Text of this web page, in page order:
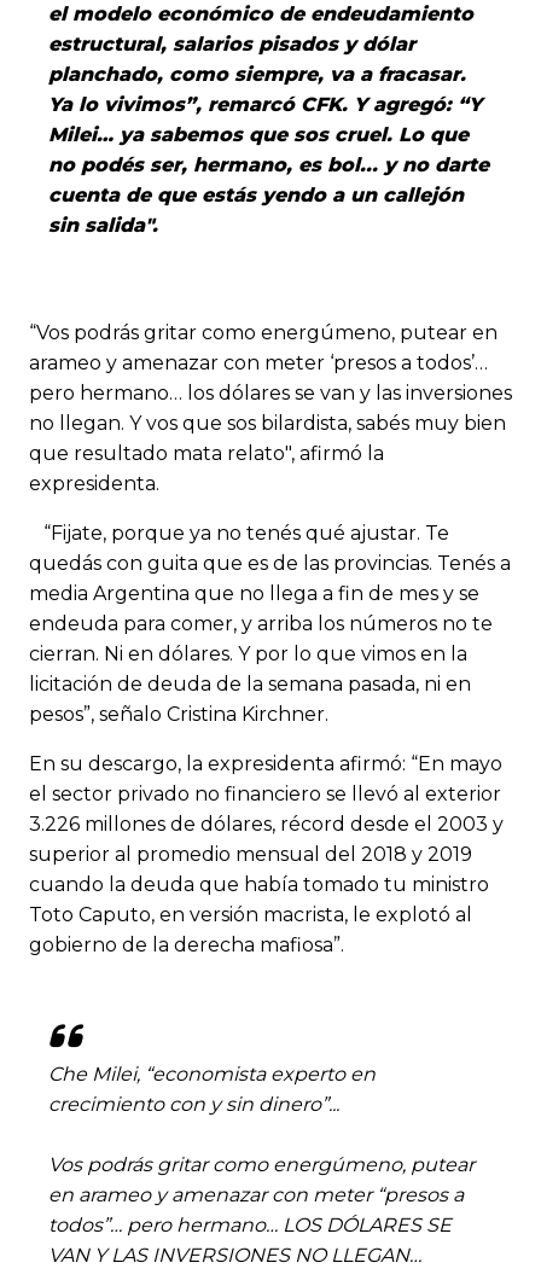
el modelo económico de endeudamiento
estructural, salarios pisados y dólar
planchado, como siempre, va a fracasar.
Ya lo vivimos”, remarcó CFK. Y agregó: “Y
Milei… ya sabemos que sos cruel. Lo que
no podés ser, hermano, es bol... y no darte
cuenta de que estás yendo a un callejón
sin salida".
“Vos podrás gritar como energúmeno, putear en
arameo y amenazar con meter ‘presos a todos’…
pero hermano… los dólares se van y las inversiones
no llegan. Y vos que sos bilardista, sabés muy bien
que resultado mata relato", afirmó la
expresidenta.
“Fijate, porque ya no tenés qué ajustar. Te
quedás con guita que es de las provincias. Tenés a
media Argentina que no llega a fin de mes y se
endeuda para comer, y arriba los números no te
cierran. Ni en dólares. Y por lo que vimos en la
licitación de deuda de la semana pasada, ni en
pesos”, señalo Cristina Kirchner.
En su descargo, la expresidenta afirmó: “En mayo
el sector privado no financiero se llevó al exterior
3.226 millones de dólares, récord desde el 2003 y
superior al promedio mensual del 2018 y 2019
cuando la deuda que había tomado tu ministro
Toto Caputo, en versión macrista, le explotó al
gobierno de la derecha mafiosa”.
Che Milei, “economista experto en
crecimiento con y sin dinero”...
Vos podrás gritar como energúmeno, putear
en arameo y amenazar con meter “presos a
todos”… pero hermano… LOS DÓLARES SE
VAN Y LAS INVERSIONES NO LLEGAN…